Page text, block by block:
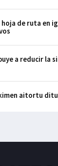
hoja de ruta en
a reducir la
aitortu